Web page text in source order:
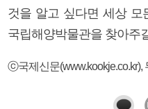
것을 알고 싶다면 세상 모
국립해양박물관을 찾아주
ⓒ국제신문(www.kookje.co.kr),